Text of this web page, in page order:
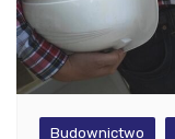
Budownictwo